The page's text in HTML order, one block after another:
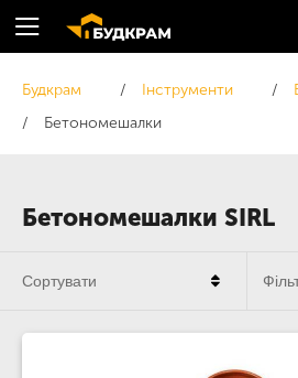
Бетономешалки SIRL
Будкрам Інструменти
Бетономешалки
Сортувати